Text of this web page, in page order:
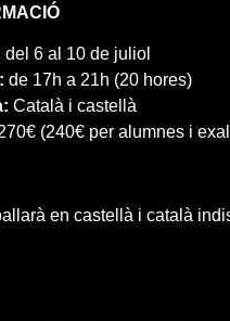
del 6 al 10 de juliol
de 17h a 21h (20 hores)
Català i castellà
(240€ per alumnes i
en castellà i català